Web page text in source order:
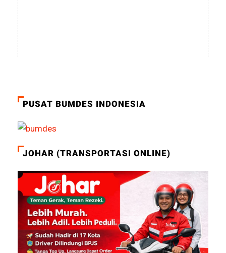
PUSAT BUMDES INDONESIA
JOHAR (TRANSPORTASI ONLINE)